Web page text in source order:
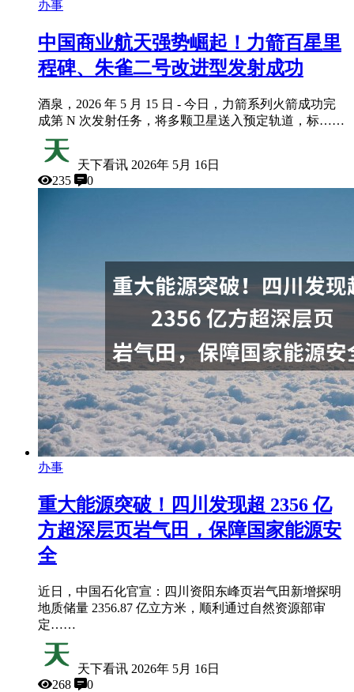
办事
中国商业航天强势崛起！力箭百星里
程碑、朱雀二号改进型发射成功
酒泉，2026 年 5 月 15 日 - 今日，力箭系列火箭成功完
成第 N 次发射任务，将多颗卫星送入预定轨道，标……
天下看讯 2026年 5月 16日
235
0
办事
重大能源突破！四川发现超 2356 亿
方超深层页岩气田，保障国家能源安
全
近日，中国石化官宣：四川资阳东峰页岩气田新增探明
地质储量 2356.87 亿立方米，顺利通过自然资源部审
定……
天下看讯 2026年 5月 16日
268
0